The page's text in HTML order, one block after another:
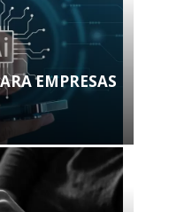
EMPRESAS